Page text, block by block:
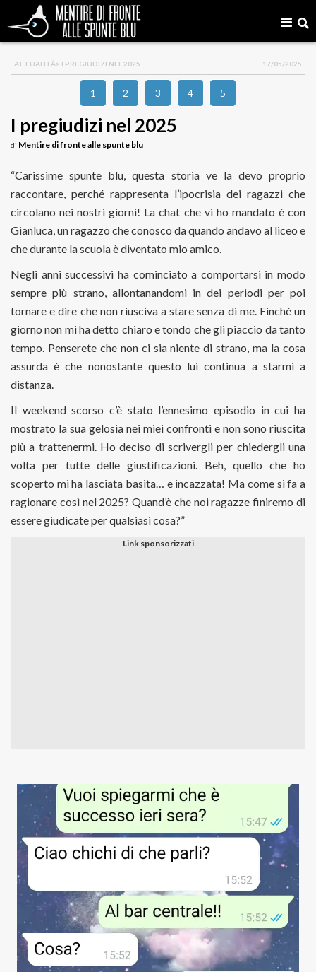
ATTUALITÀ> I PREGIUDIZI NEL 2025 17/05/2025
1 2 3 4 5
I pregiudizi nel 2025
di Mentire di fronte alle spunte blu
“Carissime spunte blu, questa storia ve la devo proprio
raccontare, perché rappresenta l’ipocrisia dei ragazzi che
circolano nei nostri giorni! La chat che vi ho mandato è con
Gianluca, un ragazzo che conosco da quando andavo al liceo e
che durante la scuola è diventato mio amico.
Negli anni successivi ha cominciato a comportarsi in modo
sempre più strano, allontanandomi in dei periodi per poi
tornare e dire che non riusciva a stare senza di me. Finché un
giorno non mi ha detto chiaro e tondo che gli piaccio da tanto
tempo. Penserete che non ci sia niente di strano, ma la cosa
assurda è che nonostante questo lui continua a starmi a
distanza.
Il weekend scorso c’è stato l’ennesimo episodio in cui ha
mostrato la sua gelosia nei miei confronti e non sono riuscita
più a trattenermi. Ho deciso di scrivergli per chiedergli una
volta per tutte delle giustificazioni. Beh, quello che ho
scoperto mi ha lasciata basita… e incazzata! Ma come si fa a
ragionare così nel 2025? Quand’è che noi ragazze finiremo di
essere giudicate per qualsiasi cosa?”